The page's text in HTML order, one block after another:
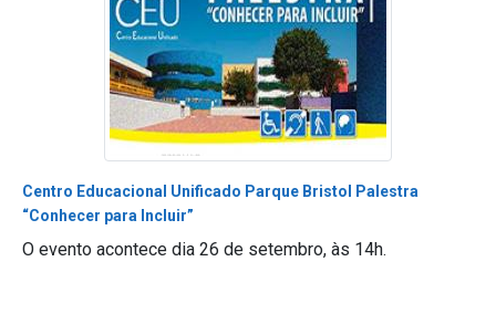
Centro Educacional Unificado Parque Bristol Palestra
“Conhecer para Incluir”
O evento acontece dia 26 de setembro, às 14h.